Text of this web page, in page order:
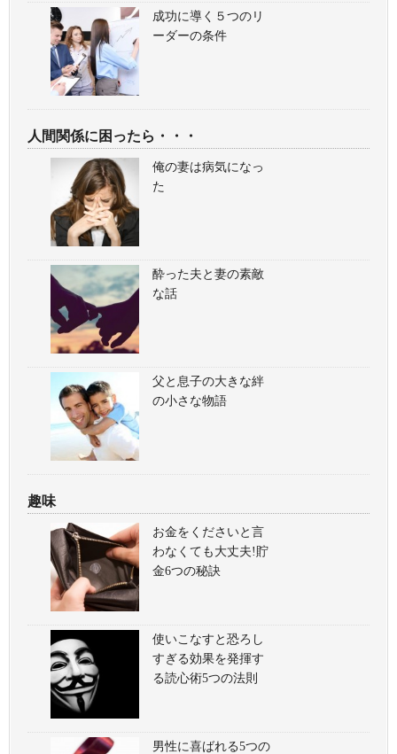
成功に導く５つのリ
ーダーの条件
人間関係に困ったら・・・
俺の妻は病気になっ
た
酔った夫と妻の素敵
な話
父と息子の大きな絆
の小さな物語
趣味
お金をくださいと言
わなくても大丈夫!貯
金6つの秘訣
使いこなすと恐ろし
すぎる効果を発揮す
る読心術5つの法則
男性に喜ばれる5つの